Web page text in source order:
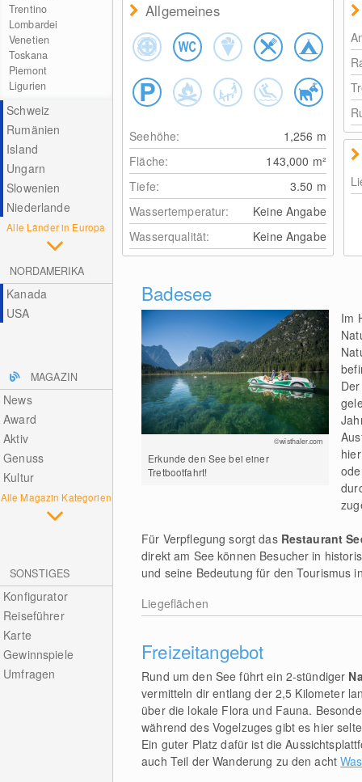
Trentino
Lombardei
Venetien
Toskana
Piemont
Ligurien
Schweiz
Rumänien
Island
Ungarn
Slowenien
Niederlande
Alle Länder in Europa
NORDAMERIKA
Kanada
USA
MAGAZIN
News
Award
Aktiv
Genuss
Kultur
Alle Magazin Kategorien
SONSTIGES
Konfigurator
Reiseführer
Karte
Gewinnspiele
Umfragen
Allgemeines
Seehöhe: 1,256 m
Fläche:
143,000 m²
Tiefe:
3.50 m
Wassertemperatur:
Keine Angabe
Wasserqualität:
Keine Angabe
Badesee
©wisthaler.com
Erkunde den See bei einer
Tretbootfahrt!
Im
Für Verpflegung sorgt das Restaurant
direkt am See können Besucher in
und seine Bedeutung für den Tourismus
Liegeflächen
Freizeitangebot
Rund um den See führt ein 2-stündiger
vermitteln dir entlang der 2,5 Kilometer
über die lokale Flora und Fauna.
während des Vogelzuges gibt es hier
Ein guter Platz dafür ist die
auch Teil der Wanderung zu den acht